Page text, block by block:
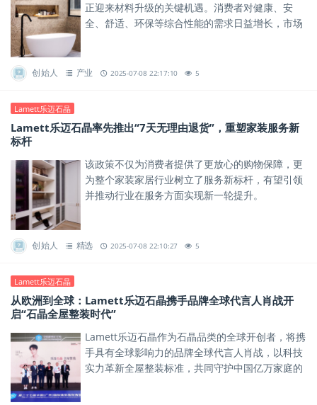
正迎来材料升级的关键机遇。消费者对健康、安
全、舒适、环保等综合性能的需求日益增长，市场
创始人 产业 2025-07-08 22:17:10 5
Lamett乐迈石晶
Lamett乐迈石晶率先推出“7天无理由退货”，重塑家装服务新
标杆
该政策不仅为消费者提供了更放心的购物保障，更
为整个家装家居行业树立了服务新标杆，有望引领
并推动行业在服务方面实现新一轮提升。
创始人 精选 2025-07-08 22:10:27 5
Lamett乐迈石晶
从欧洲到全球：Lamett乐迈石晶携手品牌全球代言人肖战开
启“石晶全屋整装时代”
Lamett乐迈石晶作为石晶品类的全球开创者，将携
手具有全球影响力的品牌全球代言人肖战，以科技
实力革新全屋整装标准，共同守护中国亿万家庭的